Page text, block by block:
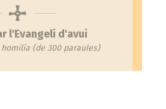
l'Evangeli d'avui
(de 300 paraules)